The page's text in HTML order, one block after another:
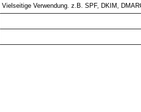
Vielseitige Verwendung. z.B. SPF, DKIM,